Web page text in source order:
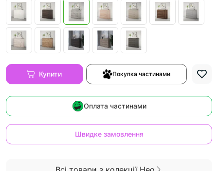
Купити Покупка частинами
Оплата частинами
Швидке замовлення